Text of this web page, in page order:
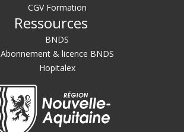
CGV Formation
Ressources
BNDS
Abonnement & licence BNDS
Hopitalex